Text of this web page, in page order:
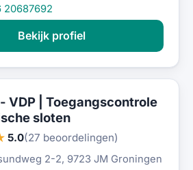
20687692
Bekijk profiel
VDP | Toegangscontrole
sloten
5.0(27 beoordelingen)
2-2, 9723 JM Groningen